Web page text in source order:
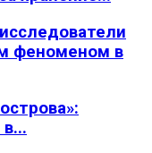
феноменом в